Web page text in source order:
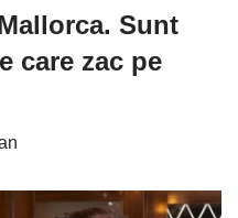
Sunt
care zac pe